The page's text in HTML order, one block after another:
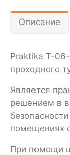
Описание
Praktika T-
проходного
Является
решением в
помещениях
При помощи